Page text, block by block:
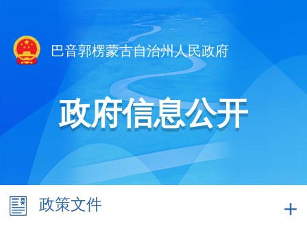
巴音郭楞蒙古自治州人民政府
政府信息公开
政策文件